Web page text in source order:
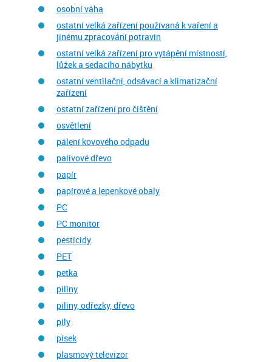
osobní váha
ostatní velká zařízení používaná k vaření a
jinému zpracování potravin
ostatní velká zařízení pro vytápění místností,
lůžek a sedacího nábytku
ostatní ventilační, odsávací a klimatizační
zařízení
ostatní zařízení pro čištění
osvětlení
pálení kovového odpadu
palivové dřevo
papír
papírové a lepenkové obaly
PC
PC monitor
pesticidy
PET
petka
piliny
piliny, odřezky, dřevo
pily
písek
plasmový televizor